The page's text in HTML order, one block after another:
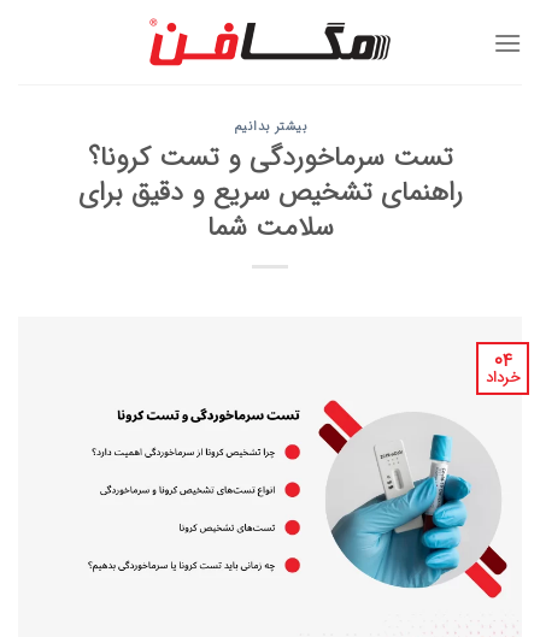
بیشتر بدانیم
تست سرماخوردگی و تست کرونا؟
راهنمای تشخیص سریع و دقیق برای
سلامت شما
۰۴
خرداد